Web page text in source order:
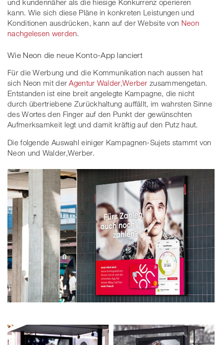
und kundennäher als die hiesige Konkurrenz operieren
kann. Wie sich diese Pläne in konkreten Leistungen und
Konditionen ausdrücken, kann auf der Website von Neon
nachgelesen werden.
Wie Neon die neue Konto-App lanciert
Für die Werbung und die Kommunikation nach aussen hat
sich Neon mit derAgentur Walder,Werber zusammengetan.
Entstanden ist eine breit angelegte Kampagne, die nicht
durch übertriebene Zurückhaltung auffällt, im wahrsten Sinne
des Wortes den Finger auf den Punkt der gewünschten
Aufmerksamkeit legt und damit kräftig auf den Putz haut.
Die folgende Auswahl einiger Kampagnen-Sujets stammt von
Neon und Walder,Werber.